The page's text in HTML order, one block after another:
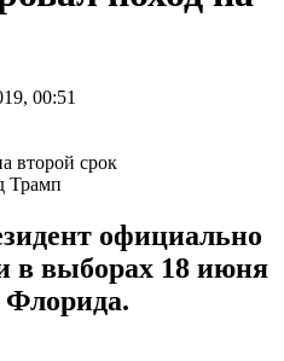
00:51
Трамп
официально
в выборах 18 июня
Флорида.